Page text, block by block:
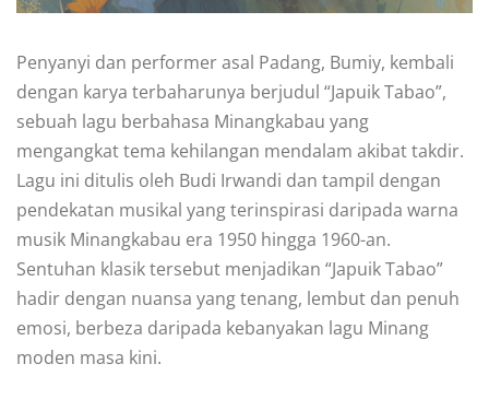
Penyanyi dan performer asal Padang, Bumiy, kembali
dengan karya terbaharunya berjudul “Japuik Tabao”,
sebuah lagu berbahasa Minangkabau yang
mengangkat tema kehilangan mendalam akibat takdir.
Lagu ini ditulis oleh Budi Irwandi dan tampil dengan
pendekatan musikal yang terinspirasi daripada warna
musik Minangkabau era 1950 hingga 1960-an.
Sentuhan klasik tersebut menjadikan “Japuik Tabao”
hadir dengan nuansa yang tenang, lembut dan penuh
emosi, berbeza daripada kebanyakan lagu Minang
moden masa kini.